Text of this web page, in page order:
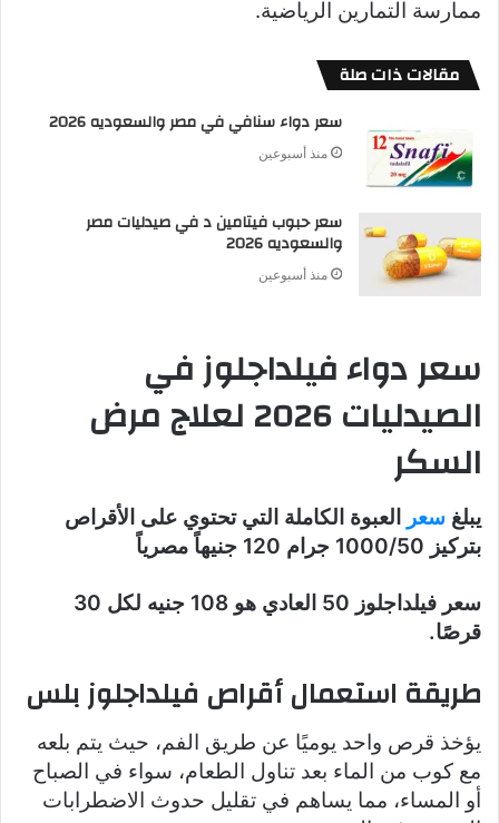
ممارسة التمارين الرياضية.
مقالات ذات صلة
سعر دواء سنافي في مصر والسعوديه 2026
منذ أسبوعين
سعر حبوب فيتامين د في صيدليات مصر
والسعوديه 2026
منذ أسبوعين
سعر دواء فيلداجلوز في
الصيدليات 2026 لعلاج مرض
السكر
يبلغ سعر
العبوة الكاملة التي تحتوي على الأقراص
بتركيز 1000/50 جرام 120 جنيهاً مصرياً
سعر فيلداجلوز 50 العادي هو 108 جنيه لكل 30
قرصًا.
طريقة استعمال أقراص فيلداجلوز بلس
يؤخذ قرص واحد يوميًا عن طريق الفم، حيث يتم بلعه
مع كوب من الماء بعد تناول الطعام، سواء في الصباح
أو المساء، مما يساهم في تقليل حدوث الاضطرابات